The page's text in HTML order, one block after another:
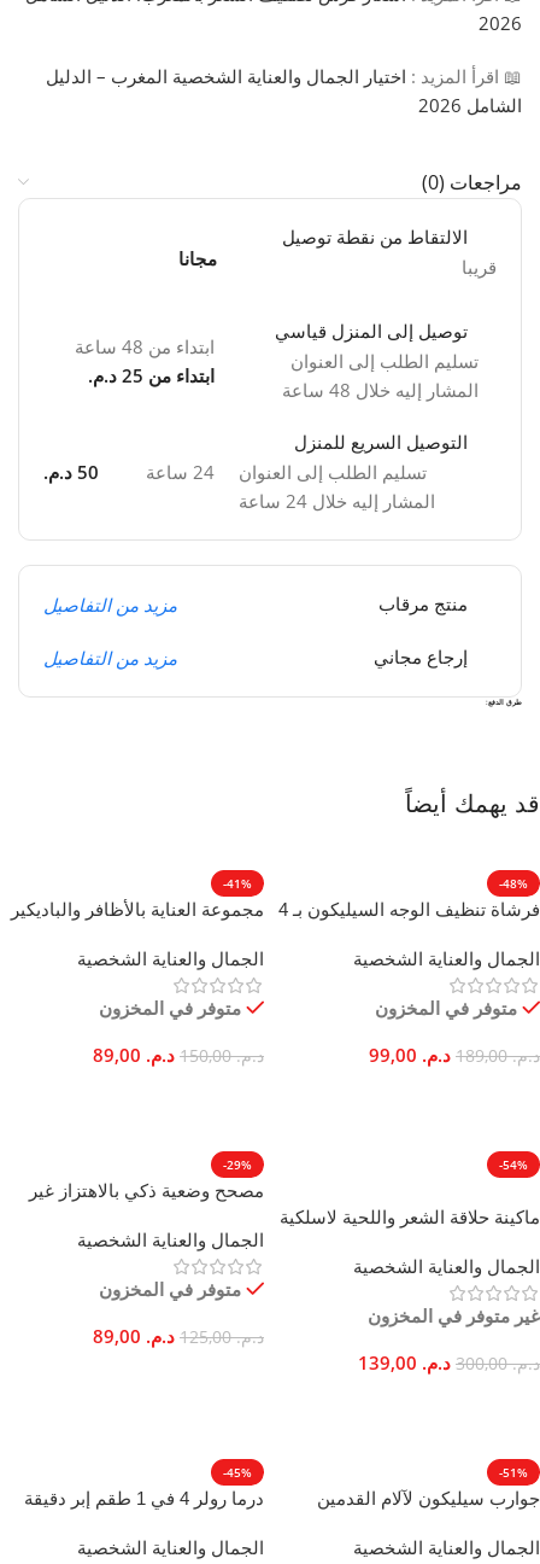
2026
📖 اقرأ المزيد : اختيار الجمال والعناية الشخصية المغرب – الدليل
الشامل 2026
مراجعات (0)
الالتقاط من نقطة توصيل
قريبا مجانا
توصيل إلى المنزل قياسي
تسليم الطلب إلى العنوان
المشار إليه خلال 48 ساعة
ابتداء من 48 ساعة
ابتداء من 25 د.م.
التوصيل السريع للمنزل
تسليم الطلب إلى العنوان
المشار إليه خلال 24 ساعة
24 ساعة 50 د.م.
منتج مرقاب مزيد من التفاصيل
إرجاع مجاني مزيد من التفاصيل
طرق الدفع:
قد يهمك أيضاً
-48%
فرشاة تنظيف الوجه السيليكون بـ 4
الجمال والعناية الشخصية
متوفر في المخزون
د.م.189,00 د.م.
-41%
مجموعة العناية بالأظافر والباديكير
كاملة
الجمال والعناية الشخصية
متوفر في المخزون
د.م.150,00 د.م.
-54%
ماكينة حلاقة الشعر واللحية لاسلكية
الشحن
الجمال والعناية الشخصية
غير متوفر في المخزون
د.م.300,00 د.م.
-29%
مصحح وضعية ذكي بالاهتزاز غير
الجمال والعناية الشخصية
متوفر في المخزون
د.م.125,00 د.م.
-51%
جوارب سيليكون لآلام القدمين
مرطبة
الجمال والعناية الشخصية
-45%
درما رولر 4 في 1 طقم إبر دقيقة
الجمال والعناية الشخصية